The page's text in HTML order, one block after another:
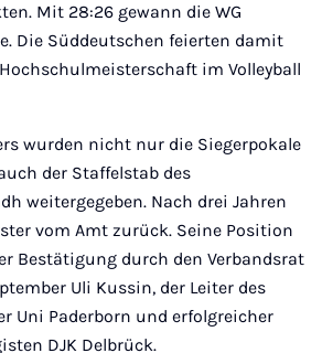
Mit 28:26 gewann die WG
Die Süddeutschen feierten damit
im Volleyball
wurden nicht nur die Siegerpokale
der Staffelstab des
weitergegeben. Nach drei Jahren
vom Amt zurück. Seine Position
Bestätigung durch den Verbandsrat
Uli Kussin, der Leiter des
Uni Paderborn und erfolgreicher
DJK Delbrück.